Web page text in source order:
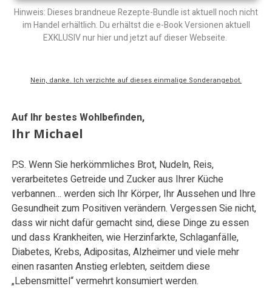
Hinweis: Dieses brandneue Rezepte-Bundle ist aktuell noch nicht
im Handel erhältlich. Du erhältst die e-Book Versionen aktuell
EXKLUSIV nur hier und jetzt auf dieser Webseite.
Nein, danke. Ich verzichte auf dieses einmalige Sonderangebot.
Auf Ihr bestes Wohlbefinden,
Ihr Michael
P.S. Wenn Sie herkömmliches Brot, Nudeln, Reis,
verarbeitetes Getreide und Zucker aus Ihrer Küche
verbannen… werden sich Ihr Körper, Ihr Aussehen und Ihre
Gesundheit zum Positiven verändern. Vergessen Sie nicht,
dass wir nicht dafür gemacht sind, diese Dinge zu essen
und dass Krankheiten, wie Herzinfarkte, Schlaganfälle,
Diabetes, Krebs, Adipositas, Alzheimer und viele mehr
einen rasanten Anstieg erlebten, seitdem diese
„Lebensmittel“ vermehrt konsumiert werden.